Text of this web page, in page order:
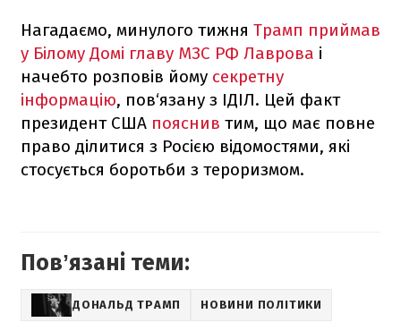
Нагадаємо, минулого тижня Трамп приймав
у Білому Домі главу МЗС РФ Лаврова і
начебто розповів йому секретну
інформацію, пов‘язану з ІДІЛ. Цей факт
президент США пояснив тим, що має повне
право ділитися з Росією відомостями, які
стосується боротьби з тероризмом.
Повʼязані теми:
ДОНАЛЬД ТРАМП НОВИНИ ПОЛІТИКИ